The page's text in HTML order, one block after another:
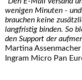
wenigen Minuten -
brauchen keine
langfristig binden. So
den Support der
Martina Assenmacher
Ingram Micro Pan